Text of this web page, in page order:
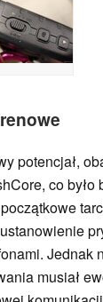
potencjał,
co było
Jednak
musiał